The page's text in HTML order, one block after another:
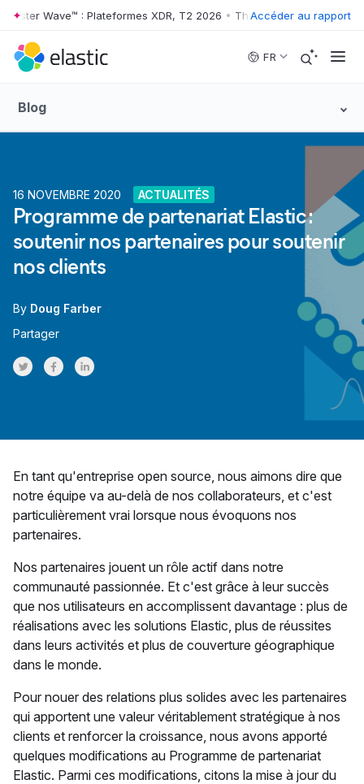
Skip to main content
Wave™ : Plateformes XDR, T2 2026 • The Forrester Wave™ :
Accéder au rapport
FR
Blog
16 NOVEMBRE 2020 ACTUALITÉS
Programme de partenariat Elastic :
soutenir nos partenaires pour soutenir
nos clients
By Doug Farber
Partager
Share on Twitter
Share on Facebook
Share on LinkedInr
En tant qu'entreprise open source, nous aimons dire que
notre équipe va au-delà de nos collaborateurs, et c'est
particulièrement vrai lorsque nous évoquons nos
partenaires.
Nos partenaires jouent un rôle actif dans notre
communauté passionnée. Et c'est grâce à leur succès
que nos utilisateurs en accomplissent davantage : plus de
réalisations avec les solutions Elastic, plus de réussites
dans leurs activités et plus de couverture géographique
dans le monde.
Pour nouer des relations plus solides avec les partenaires
qui apportent une valeur véritablement stratégique à nos
clients et renforcer la croissance, nous avons apporté
quelques modifications au Programme de partenariat
Elastic. Parmi ces modifications, citons la mise à jour du